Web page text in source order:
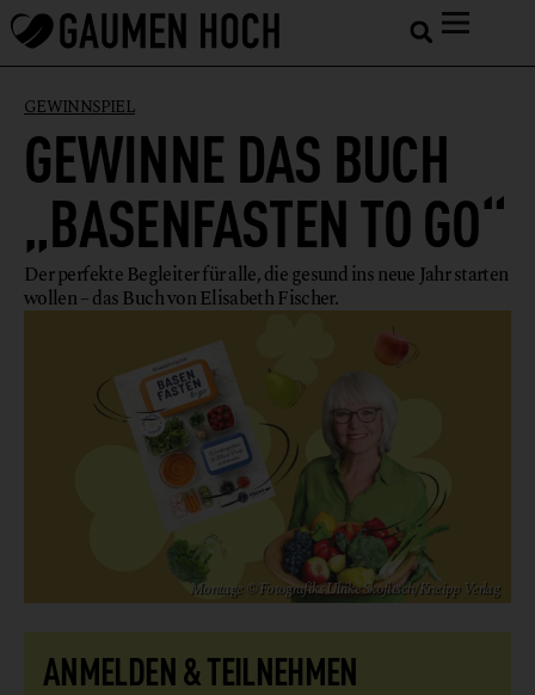
GEWINNSPIEL
GEWINNE DAS BUCH
„BASENFASTEN TO GO“
Der perfekte Begleiter für alle, die gesund ins neue Jahr starten
wollen – das Buch von Elisabeth Fischer.
Montage © Fotografiks Ulrike Skofitsch/Kneipp Verlag
ANMELDEN & TEILNEHMEN